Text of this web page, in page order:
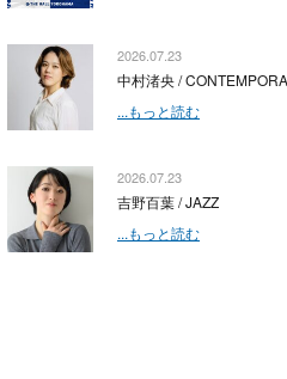
2026.07.23
中村渚央 /
...もっと読む
2026.07.23
吉野百葉 / JAZZ
...もっと読む